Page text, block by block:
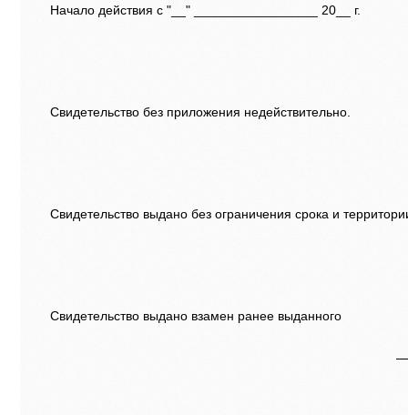
Начало действия с "__" _________________ 20__ г.
Свидетельство без приложения недействительно.
Свидетельство выдано без ограничения срока и
Свидетельство выдано взамен ранее выданного